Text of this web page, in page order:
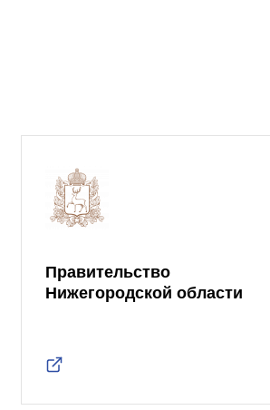
Правительство
Нижегородской области